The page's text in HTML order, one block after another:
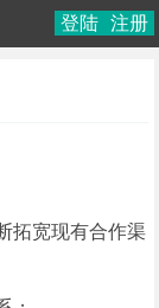
登陆 注册
拓宽现有合作渠